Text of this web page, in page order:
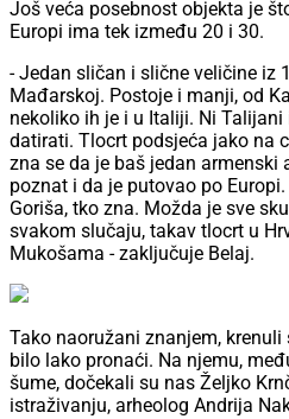
Još veća posebnost objekta je
Europi ima tek između 20 i 30.
- Jedan sličan i slične veličine iz
Mađarskoj. Postoje i manji, od
nekoliko ih je i u Italiji. Ni
datirati. Tlocrt podsjeća jako na
zna se da je baš jedan
poznat i da je putovao po
Goriša, tko zna. Možda je sve
svakom slučaju, takav tlocrt u
Mukošama - zaključuje Belaj.
Tako naoružani znanjem,
bilo lako pronaći. Na njemu,
šume, dočekali su nas Željko
istraživanju, arheolog Andrija